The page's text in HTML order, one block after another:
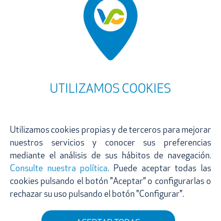
Suscríbete a nuestra newsletter
UTILIZAMOS COOKIES
Utilizamos cookies propias y de terceros para mejorar
nuestros servicios y conocer sus preferencias
mediante el análisis de sus hábitos de navegación.
Consulte nuestra política. Puede aceptar todas las
cookies pulsando el botón "Aceptar” o configurarlas o
rechazar su uso pulsando el botón "Configurar".